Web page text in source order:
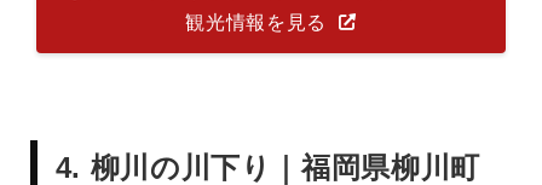
観光情報を見る
4. 柳川の川下り｜福岡県柳川町